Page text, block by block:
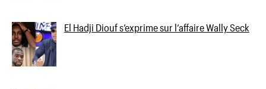
El Hadji Diouf s’exprime sur l’affaire Wally Seck